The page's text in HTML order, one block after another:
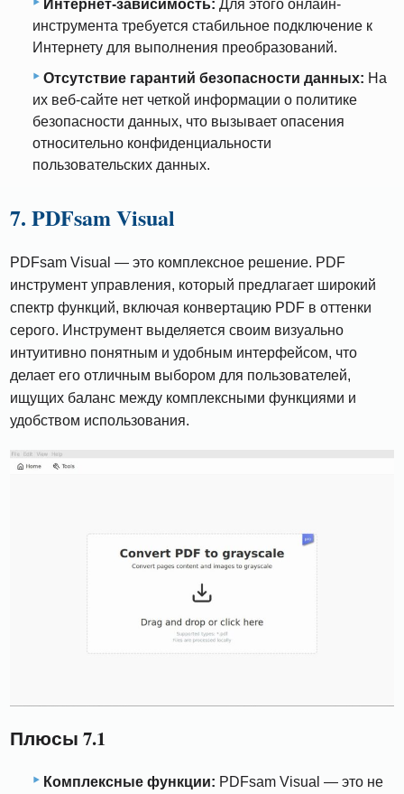
Интернет-зависимость: Для этого онлайн-
инструмента требуется стабильное подключение к
Интернету для выполнения преобразований.
Отсутствие гарантий безопасности данных: На
их веб-сайте нет четкой информации о политике
безопасности данных, что вызывает опасения
относительно конфиденциальности
пользовательских данных.
7. PDFsam Visual
PDFsam Visual — это комплексное решение. PDF
инструмент управления, который предлагает широкий
спектр функций, включая конвертацию PDF в оттенки
серого. Инструмент выделяется своим визуально
интуитивно понятным и удобным интерфейсом, что
делает его отличным выбором для пользователей,
ищущих баланс между комплексными функциями и
удобством использования.
Плюсы 7.1
Комплексные функции: PDFsam Visual — это не